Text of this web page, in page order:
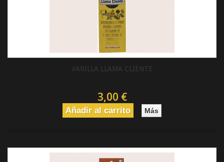
VARILLA LLAMA CLIENTE
3,00 €
Añadir al carrito Más